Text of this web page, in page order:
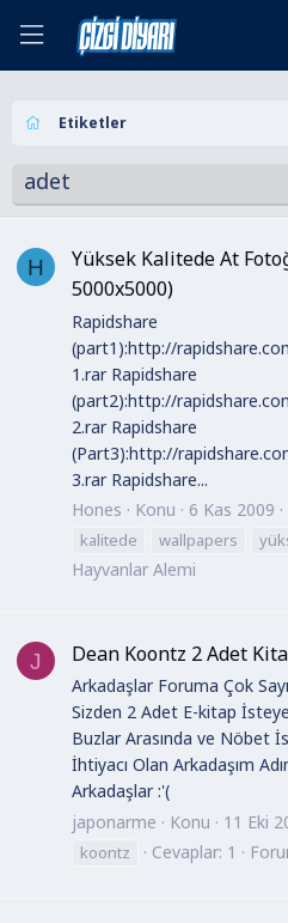
Etiketler
adet
H
Yüksek Kalitede At
5000x5000)
Rapidshare
(part1):http://
1.rar Rapidshare
(part2):http://
2.rar Rapidshare
(Part3):http://
3.rar Rapidshare...
Hones
Konu 6 Kas 2009
kalitede
wallpapers
Hayvanlar Alemi
J Dean Koontz 2 Adet
Arkadaşlar Foruma Çok
Sizden 2 Adet E-kitap
Buzlar Arasında ve Nöbet
İhtiyacı Olan Arkadaşım
Arkadaşlar :'(
japonarme
Konu 11 Eki
koontz
Cevaplar: 1